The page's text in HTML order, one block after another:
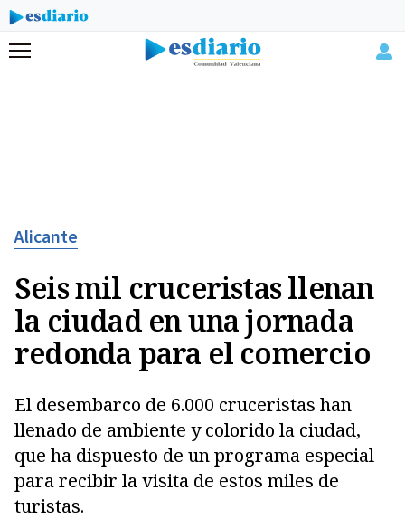
Menú
Alicante
Seis mil cruceristas llenan
la ciudad en una jornada
redonda para el comercio
El desembarco de 6.000 cruceristas han
llenado de ambiente y colorido la ciudad,
que ha dispuesto de un programa especial
para recibir la visita de estos miles de
turistas.